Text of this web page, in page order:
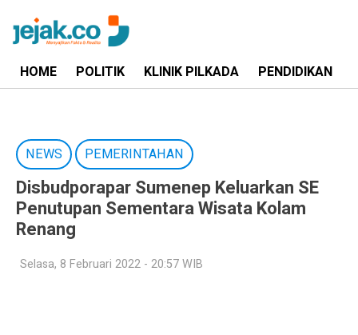
HOME POLITIK KLINIK PILKADA PENDIDIKAN
NEWS PEMERINTAHAN
Disbudporapar Sumenep Keluarkan SE
Penutupan Sementara Wisata Kolam
Renang
Selasa, 8 Februari 2022 - 20:57 WIB